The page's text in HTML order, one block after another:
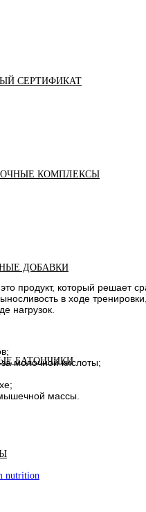
СЕРТИФИКАТ
КОМПЛЕКСЫ
ДОБАВКИ
БАТОНЧИКИ
продукт, который решает
в ходе
нагрузок.
молочной кислоты;
массы.
nutrition